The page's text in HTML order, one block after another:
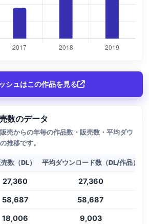
シュはこの作品を見る
数のデータ
売からの年毎の作品数・販売数・平均ダウ
推移です。
数（DL） 平均ダウンロード数（DL/作品）
27,360 27,360
58,687 58,687
18,006 9,003